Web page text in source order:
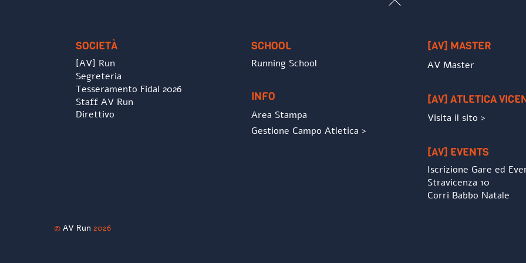
SOCIETÀ
[AV] Run
Segreteria
Tesseramento Fidal 2026
Staff AV Run
Direttivo
SCHOOL
Running School
INFO
Area Stampa
Gestione Campo Atletica >
[AV] MASTER
AV Master
[AV] ATLETICA
Visita il sito >
[AV] EVENTS
Iscrizione Gare ed
Stravicenza 10
Corri Babbo Natale
© AV Run 2026